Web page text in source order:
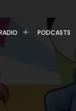
PODCASTS